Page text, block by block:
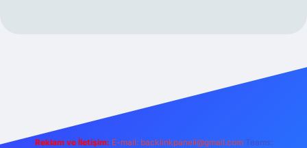
Reklam ve İletişim: E-mail: backlinkpaneli@gmail.com Teams: